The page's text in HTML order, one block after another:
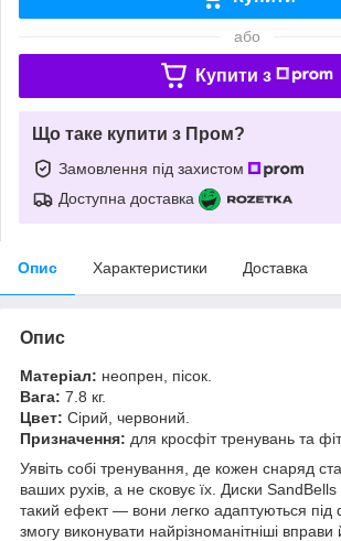
або
Купити з
Що таке купити з Пром?
Замовлення під захистом
Доступна доставка
Опис Характеристики Доставка
Опис
Матеріал: неопрен, пісок.
Вага: 7.8 кг.
Цвет: Сірий, червоний.
Призначення: для кросфіт тренувань та
Уявіть собі тренування, де кожен снаряд
ваших рухів, а не сковує їх. Диски
такий ефект — вони легко адаптуються
змогу виконувати найрізноманітніші